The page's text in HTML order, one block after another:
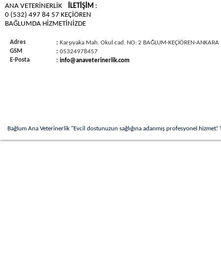
ANA VETERİNERLİK İLETİŞİM :
0 (532) 497 84 57 KEÇİÖREN
BAĞLUMDA HİZMETİNİZDE
Adres : Karşıyaka Mah. Okul cad. NO: 2 BAĞLUM-KEÇİÖREN-ANKARA
GSM
: 05324978457
E-Posta
: info@anaveterinerlik.com
Bağlum Ana Veterinerlik "Evcil dostunuzun sağlığına adanmış profesyonel hizmet!